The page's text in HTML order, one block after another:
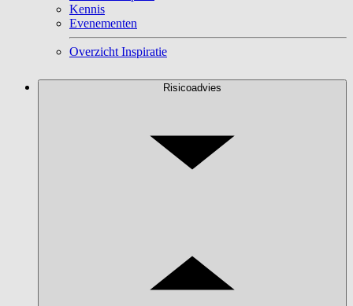
Kennis
Evenementen
Overzicht Inspiratie
Risicoadvies